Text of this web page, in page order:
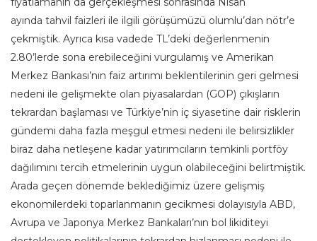
ayında tahvil faizleri ile ilgili görüşümüzü olumlu’dan nötr’e
çekmiştik. Ayrıca kısa vadede TL’deki değerlenmenin
2.80’lerde sona erebileceğini vurgulamış ve Amerikan
Merkez Bankası’nın faiz artırımı beklentilerinin geri gelmesi
nedeni ile gelişmekte olan piyasalardan (GOP) çıkışların
tekrardan başlaması ve Türkiye’nin iç siyasetine dair risklerin
gündemi daha fazla meşgul etmesi nedeni ile belirsizlikler
biraz daha netleşene kadar yatırımcıların temkinli portföy
dağılımını tercih etmelerinin uygun olabileceğini belirtmiştik.
Arada geçen dönemde beklediğimiz üzere gelişmiş
ekonomilerdeki toparlanmanın gecikmesi dolayısıyla ABD,
Avrupa ve Japonya Merkez Bankaları’nın bol likiditeyi